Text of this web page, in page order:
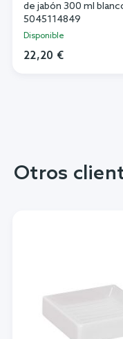
de jabón 300 ml
5045114849
Disponible
22,20 €
Otros